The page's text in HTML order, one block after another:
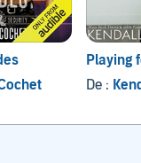
Playing
De :